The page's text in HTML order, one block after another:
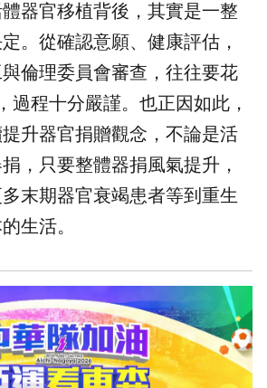
器官移植背後，其實是一整
。從確認意願、健康評估，
倫理委員會審查，往往要花
過程十分嚴謹。也正因如此，
升器官捐贈觀念，不論是活
，只要整體器捐風氣提升，
末期器官衰竭患者等到重生
生活。